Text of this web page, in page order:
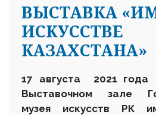
ВЫСТАВКА
ИСКУССТВЕ
КАЗАХСТАНА»
17 августа 2021
Выставочном зале
музея искусств РК